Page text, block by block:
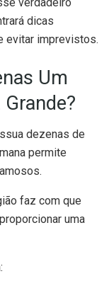
dicas
evitar imprevistos.
Um
dezenas de
permite
faz com que
uma